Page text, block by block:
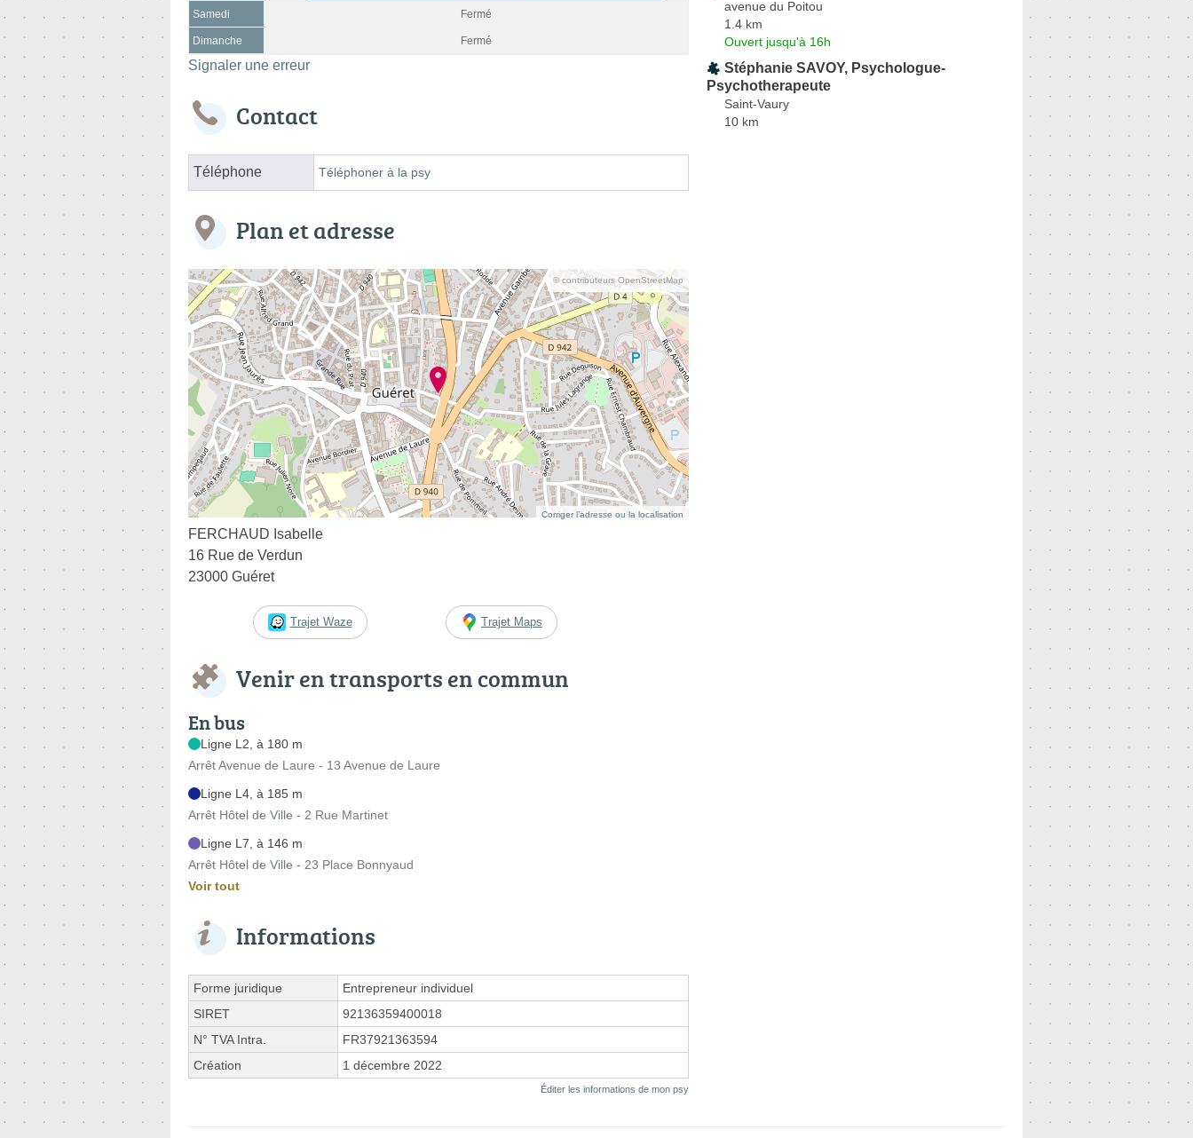
Samedi Fermé
Dimanche Fermé
Signaler une erreur
Contact
Téléphone Téléphoner à la psy
Plan et adresse
© contributeurs OpenStreetMap
Corriger l’adresse ou la localisation
FERCHAUD Isabelle
16 Rue de Verdun
23000 Guéret
Trajet Waze Trajet Maps
Venir en transports en commun
En bus
Ligne L2, à 180 m
Arrêt Avenue de Laure - 13 Avenue de Laure
Ligne L4, à 185 m
Arrêt Hôtel de Ville - 2 Rue Martinet
Ligne L7, à 146 m
Arrêt Hôtel de Ville - 23 Place Bonnyaud
Voir tout
Informations
Forme juridique
Entrepreneur individuel
SIRET
92136359400018
N° TVA Intra.
FR37921363594
Création
1 décembre 2022
Éditer les informations de mon psy
avenue du Poitou
1.4 km
Ouvert jusqu'à 16h
Stéphanie SAVOY, Psychologue-
Psychotherapeute
Saint-Vaury
10 km